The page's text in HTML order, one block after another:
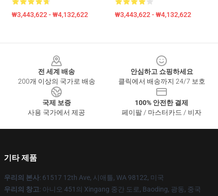
₩3,443,622 - ₩4,132,622 ₩3,443,622 - ₩4,132,622
전 세계 배송
200개 이상의 국가로 배송
안심하고 쇼핑하세요
클릭에서 배송까지 24/7 보호
국제 보증
사용 국가에서 제공
100% 안전한 결제
페이팔 / 마스터카드 / 비자
기타 제품
우리의 본사: 61517 12th Ave, 시애틀, WA 98122, 미국
우리의 창고: 아니오 451의 Xingang 중간 도로, Baoding, 광동, 중국